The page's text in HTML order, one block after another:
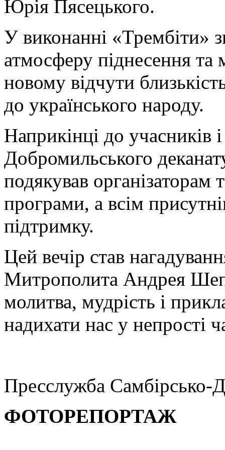
Юрія Пясецького.
У виконанні «Трембіти»
атмосферу піднесення
новому відчути
до українського народу.
Наприкінці до учасників
Добромильського
подякував організаторам
програми, а всім
підтримку.
Цей вечір став
Митрополита Андрея
молитва, мудрість і
надихати нас у непрості
Пресслужба Самбірсько-
ФОТОРЕПОРТАЖ